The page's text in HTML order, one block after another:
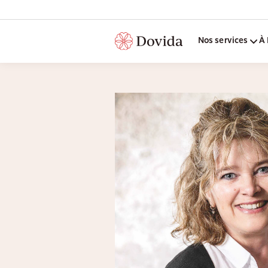
Nos services À